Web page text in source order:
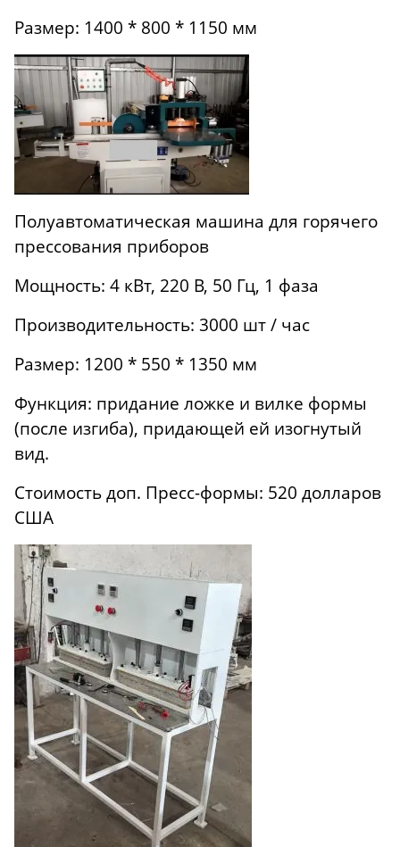
Размер: 1400 * 800 * 1150 мм
Полуавтоматическая машина для горячего
прессования приборов
Мощность: 4 кВт, 220 В, 50 Гц, 1 фаза
Производительность: 3000 шт / час
Размер: 1200 * 550 * 1350 мм
Функция: придание ложке и вилке формы
(после изгиба), придающей ей изогнутый
вид.
Стоимость доп. Пресс-формы: 520 долларов
США